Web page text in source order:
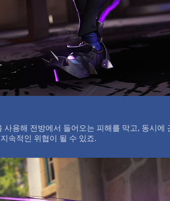
용해 전방에서 들어오는 피해를 막고, 동시
속적인 위협이 될 수 있죠.